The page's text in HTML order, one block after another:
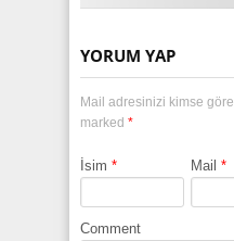
YORUM YAP
Mail adresinizi kimse
marked *
İsim * Mail *
Comment